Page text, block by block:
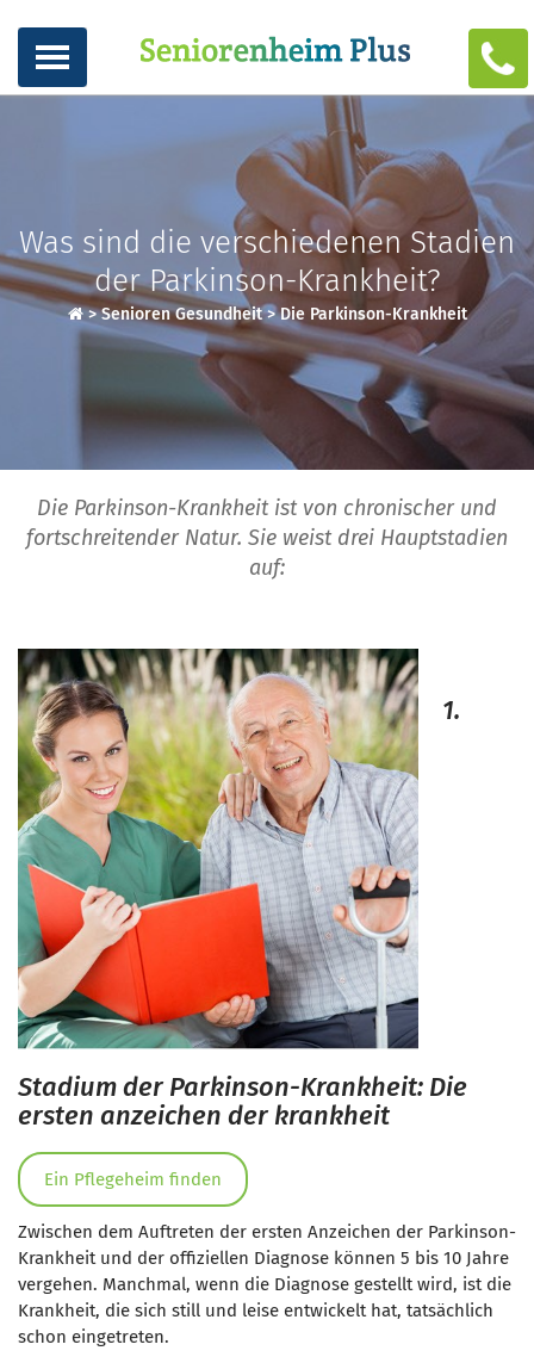
Was sind die verschiedenen Stadien
der Parkinson-Krankheit?
>Senioren Gesundheit>Die Parkinson-Krankheit
Die Parkinson-Krankheit ist von chronischer und
fortschreitender Natur. Sie weist drei Hauptstadien
auf:
1.
Stadium der Parkinson-Krankheit: Die
ersten anzeichen der krankheit
Ein Pflegeheim finden
Zwischen dem Auftreten der ersten Anzeichen der Parkinson-
Krankheit und der offiziellen Diagnose können 5 bis 10 Jahre
vergehen. Manchmal, wenn die Diagnose gestellt wird, ist die
Krankheit, die sich still und leise entwickelt hat, tatsächlich
schon eingetreten.